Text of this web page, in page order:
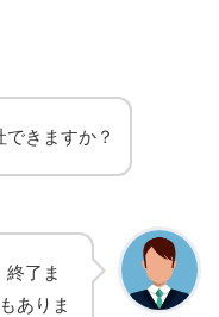
きますか？
了ま
ありま